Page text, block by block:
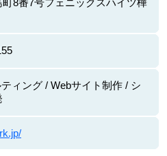
ィング / Webサイト制作 / シ